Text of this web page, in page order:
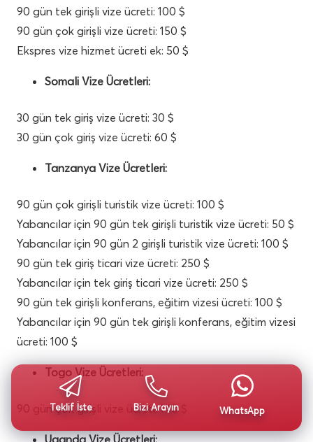
90 gün tek girişli vize ücreti: 100 $
90 gün çok girişli vize ücreti: 150 $
Ekspres vize hizmet ücreti ek: 50 $
Somali Vize Ücretleri:
30 gün tek giriş vize ücreti: 30 $
30 gün çok giriş vize ücreti: 60 $
Tanzanya Vize Ücretleri:
90 gün çok girişli turistik vize ücreti: 100 $
Yabancılar için 90 gün tek girişli turistik vize ücreti: 50 $
Yabancılar için 90 gün 2 girişli turistik vize ücreti: 100 $
90 gün tek giriş ticari vize ücreti: 250 $
Yabancılar için tek giriş ticari vize ücreti: 250 $
90 gün tek girişli konferans, eğitim vizesi ücreti: 100 $
Yabancılar için 90 gün tek girişli konferans, eğitim vizesi
ücreti: 100 $
Togo Vize Ücretleri:
90 gün çok girişli vize ücreti: 140 $
Uganda Vize Ücretleri:
Teklif İste Bizi Arayın WhatsApp